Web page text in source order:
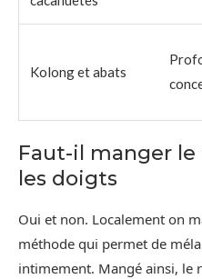
Kolong et abats
Faut-il manger le
les doigts
Oui et non. Localement on
méthode qui permet de
intimement. Mangé ainsi, le